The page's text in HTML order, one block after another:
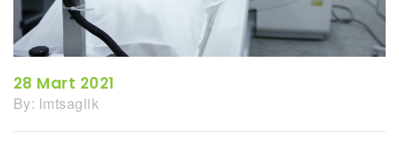
28 Mart 2021
By: lmtsaglik